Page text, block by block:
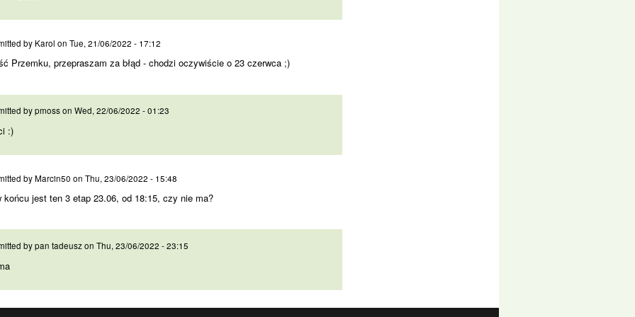
Przemku, przepraszam za
by Karol onTue, 21/06/2022 - 17:12
Przemku, przepraszam za błąd - chodzi oczywiście o 23 czerwca ;)
:) bypmossonWed, 22/06/2022 - 01:23
:)
końcu jest ten 3 etap 23
byMarcin50 onThu, 23/06/2022 - 15:48
końcu jest ten 3 etap 23.06, od 18:15, czy nie ma?
bypan tadeuszonThu, 23/06/2022 - 23:15